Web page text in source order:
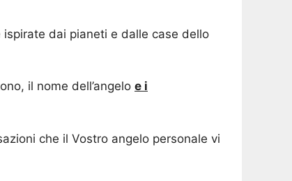
dai pianeti e dalle case dello
il nome dell’angelo e i
che il Vostro angelo personale vi